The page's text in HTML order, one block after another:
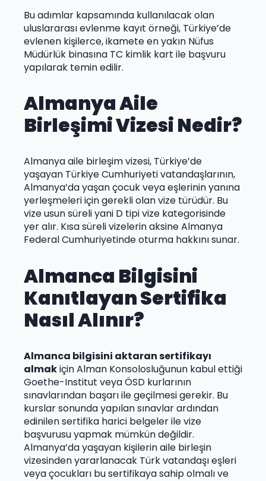
Bu adımlar kapsamında kullanılacak olan
uluslararası evlenme kayıt örneği, Türkiye’de
evlenen kişilerce, ikamete en yakın Nüfus
Müdürlük binasına TC kimlik kart ile başvuru
yapılarak temin edilir.
Almanya Aile
Birleşimi Vizesi Nedir?
Almanya aile birleşim vizesi, Türkiye’de
yaşayan Türkiye Cumhuriyeti vatandaşlarının,
Almanya’da yaşan çocuk veya eşlerinin yanına
yerleşmeleri için gerekli olan vize türüdür. Bu
vize usun süreli yani D tipi vize kategorisinde
yer alır. Kısa süreli vizelerin aksine Almanya
Federal Cumhuriyetinde oturma hakkını sunar.
Almanca Bilgisini
Kanıtlayan Sertifika
Nasıl Alınır?
Almanca bilgisini aktaran sertifikayı
almakiçin Alman Konsolosluğunun kabul ettiği
Goethe-Institut veya ÖSD kurlarının
sınavlarından başarı ile geçilmesi gerekir. Bu
kurslar sonunda yapılan sınavlar ardından
edinilen sertifika harici belgeler ile vize
başvurusu yapmak mümkün değildir.
Almanya’da yaşayan kişilerin aile birleşin
vizesinden yararlanacak Türk vatandaşı eşleri
veya çocukları bu sertifikaya sahip olmalı ve